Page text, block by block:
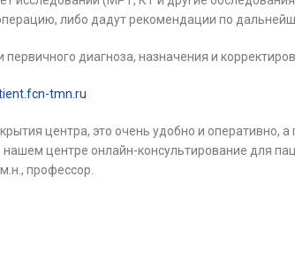
либо дадут рекомендации по
диагноза, назначения и
tmn.ru
центра, это очень удобно и
центре онлайн-консультирование для
профессор.